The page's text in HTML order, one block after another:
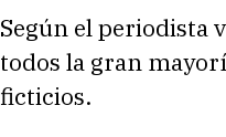
u
c
t
Según el periodista
todos la gran
ficticios.